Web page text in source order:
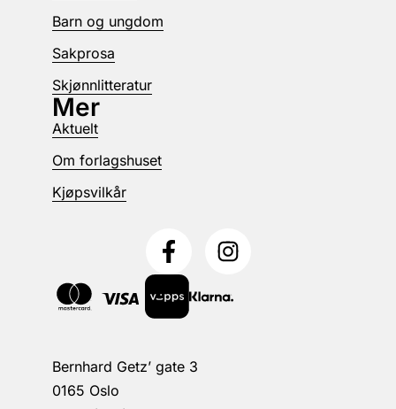
Bernhard Getz’ gate 3
0165 Oslo
Barn og ungdom
Sakprosa
Skjønnlitteratur
Mer
Aktuelt
Om forlagshuset
Kjøpsvilkår